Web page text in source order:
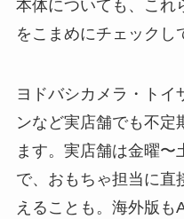
本体についても、これ
をこまめにチェックし
ヨドバシカメラ・トイ
ンなど実店舗でも不定
ます。実店舗は金曜〜
で、おもちゃ担当に直
えることも。海外版も